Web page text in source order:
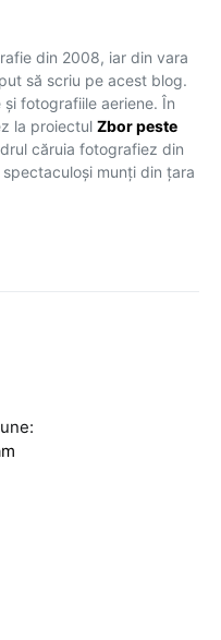
din 2008, iar din vara
să scriu pe acest blog.
fotografiile aeriene. În
la proiectul Zbor peste
căruia fotografiez din
munți din țara